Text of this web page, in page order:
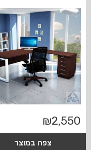
₪2,550
צפה במוצר